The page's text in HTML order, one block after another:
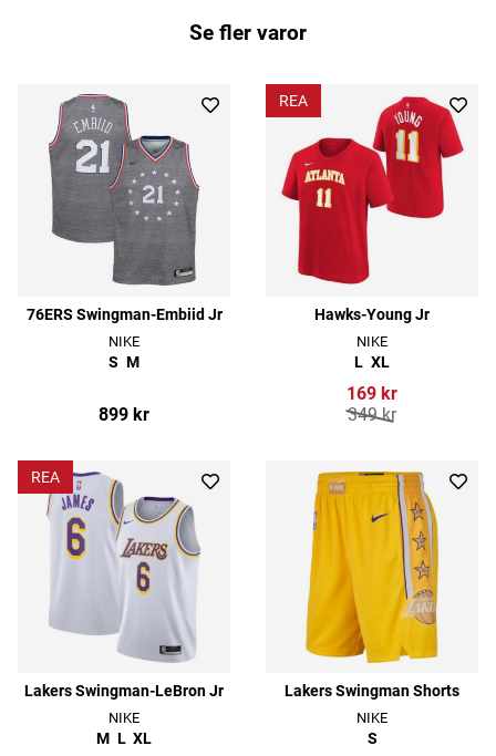
Se fler varor
76ERS Swingman-Embiid Jr
NIKE
S M
899 kr
REA
Hawks-Young Jr
NIKE
L XL
169 kr
349 kr
REA
Lakers Swingman-LeBron Jr
NIKE
M L XL
Lakers Swingman Shorts
NIKE
S